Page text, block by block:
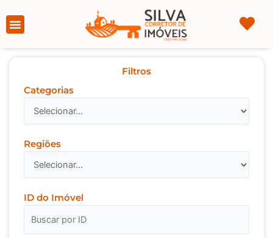
para
conteúdo
Filtros
Categorias
Regiões
ID do Imóvel